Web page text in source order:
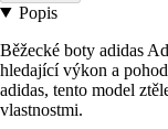
Popis
Běžecké boty adidas
hledající výkon a
adidas, tento model
vlastnostmi.